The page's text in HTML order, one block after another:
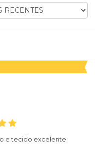
e tecido excelente.